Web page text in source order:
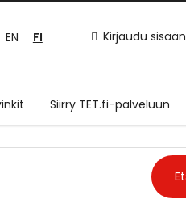
Kirjaudu sisään
EN FI
Siirry TET.fi-palveluun